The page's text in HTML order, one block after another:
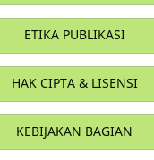
ETIKA PUBLIKASI
HAK CIPTA & LISENSI
KEBIJAKAN BAGIAN